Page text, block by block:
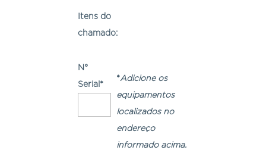
Itens do
chamado:
N°
Serial*
*Adicione os
equipamentos
localizados no
endereço
informado acima.